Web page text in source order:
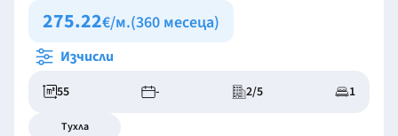
275.22€/м.(360 месеца)
Изчисли
55 - 2/5 1
Тухла